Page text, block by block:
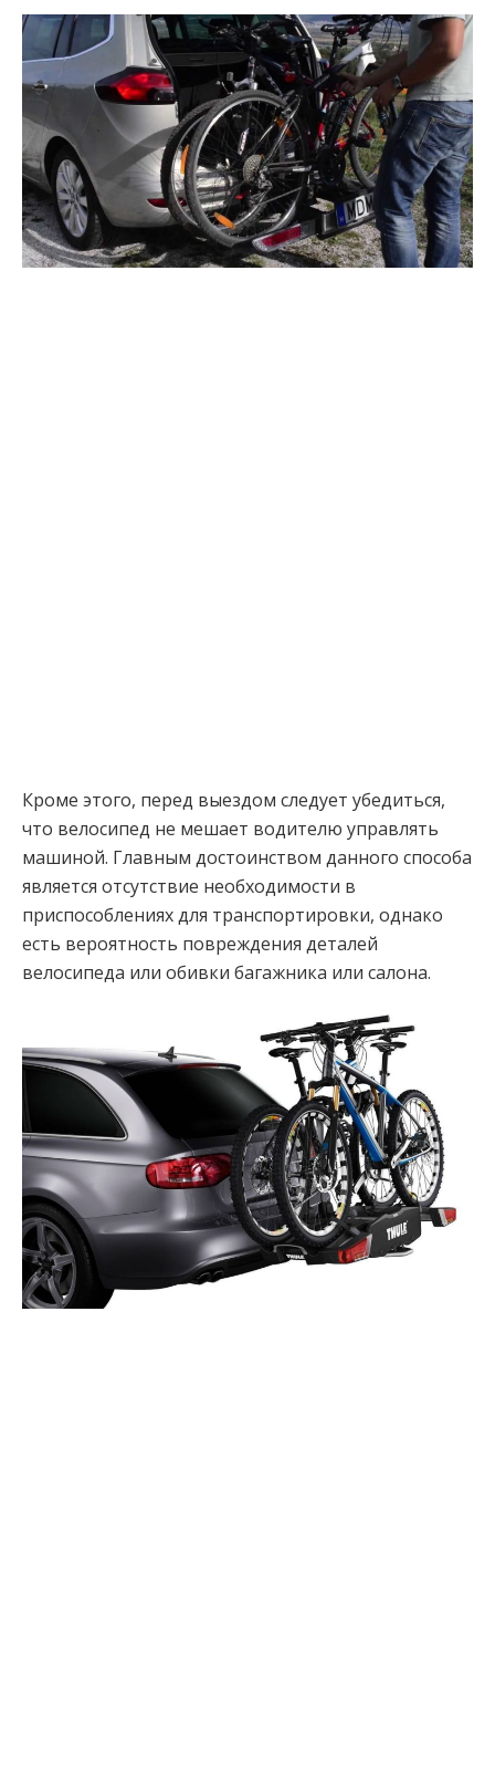
Кроме этого, перед выездом следует убедиться,
что велосипед не мешает водителю управлять
машиной. Главным достоинством данного способа
является отсутствие необходимости в
приспособлениях для транспортировки, однако
есть вероятность повреждения деталей
велосипеда или обивки багажника или салона.